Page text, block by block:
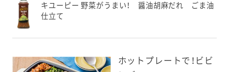
キユーピー 野菜がうまい！ 醤油胡麻だれ ごま油
仕立て
ホットプレートで！ビビ